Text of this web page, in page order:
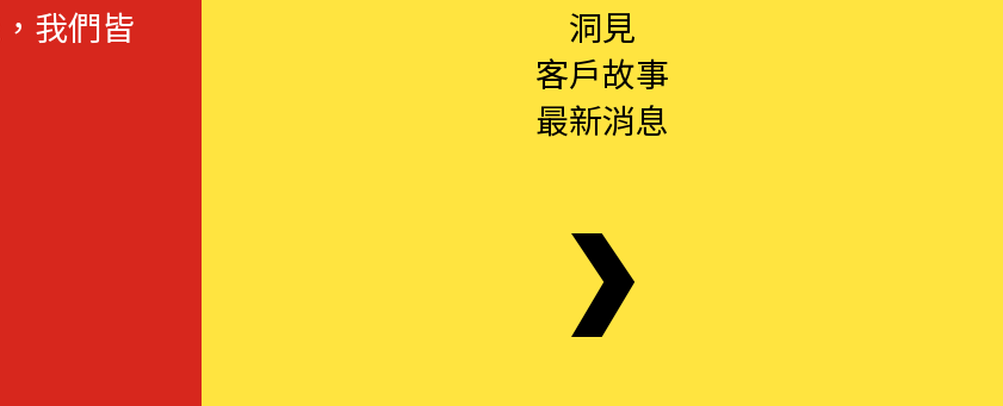
我們皆
洞見
客戶故事
最新消息